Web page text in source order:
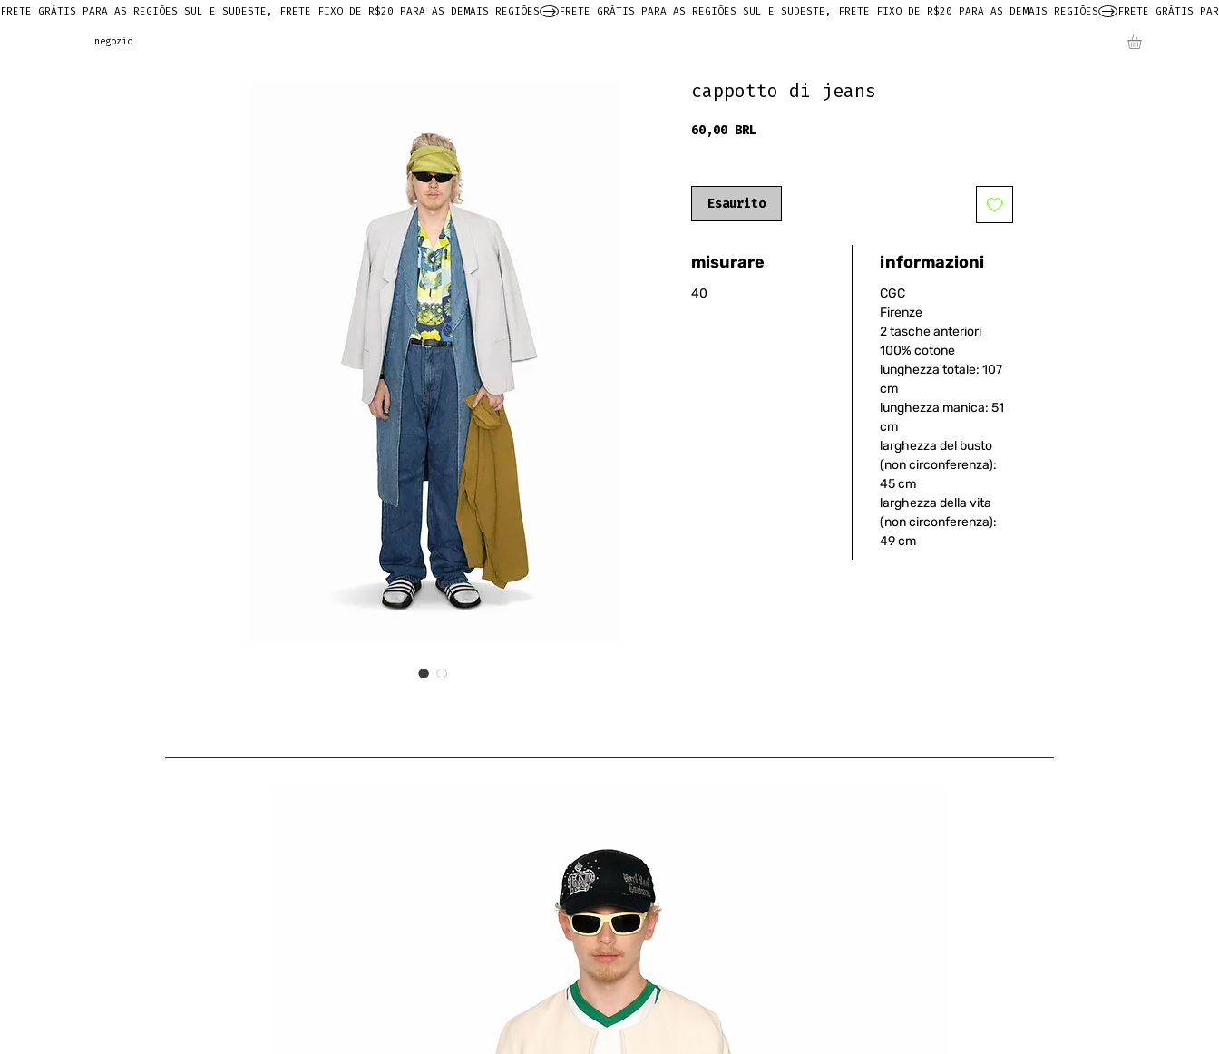
FRETE GRÁTIS PARA AS REGIÕES SUL E SUDESTE, FRETE FIXO DE R$20 PARA AS DEMAIS REGIÕES
negozio
cappotto di jeans
60,00 BRLPrezzo
Esaurito
misurare
40
informazioni
CGC
Firenze
2 tasche anteriori
100% cotone
lunghezza totale: 107
cm
lunghezza manica: 51
cm
larghezza del busto
(non circonferenza):
45 cm
larghezza della vita
(non circonferenza):
49 cm